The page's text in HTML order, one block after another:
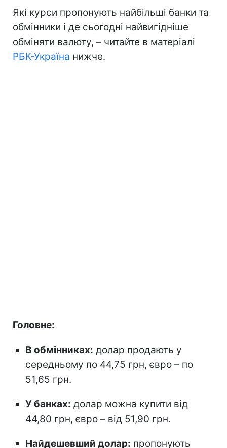
Які курси пропонують найбільші банки та
обмінники і де сьогодні найвигідніше
обміняти валюту, – читайте в матеріалі
РБК-Україна нижче.
Головне:
В обмінниках: долар продають у
середньому по 44,75 грн, євро – по
51,65 грн.
У банках: долар можна купити від
44,80 грн, євро – від 51,90 грн.
Найдешевший долар: пропонують